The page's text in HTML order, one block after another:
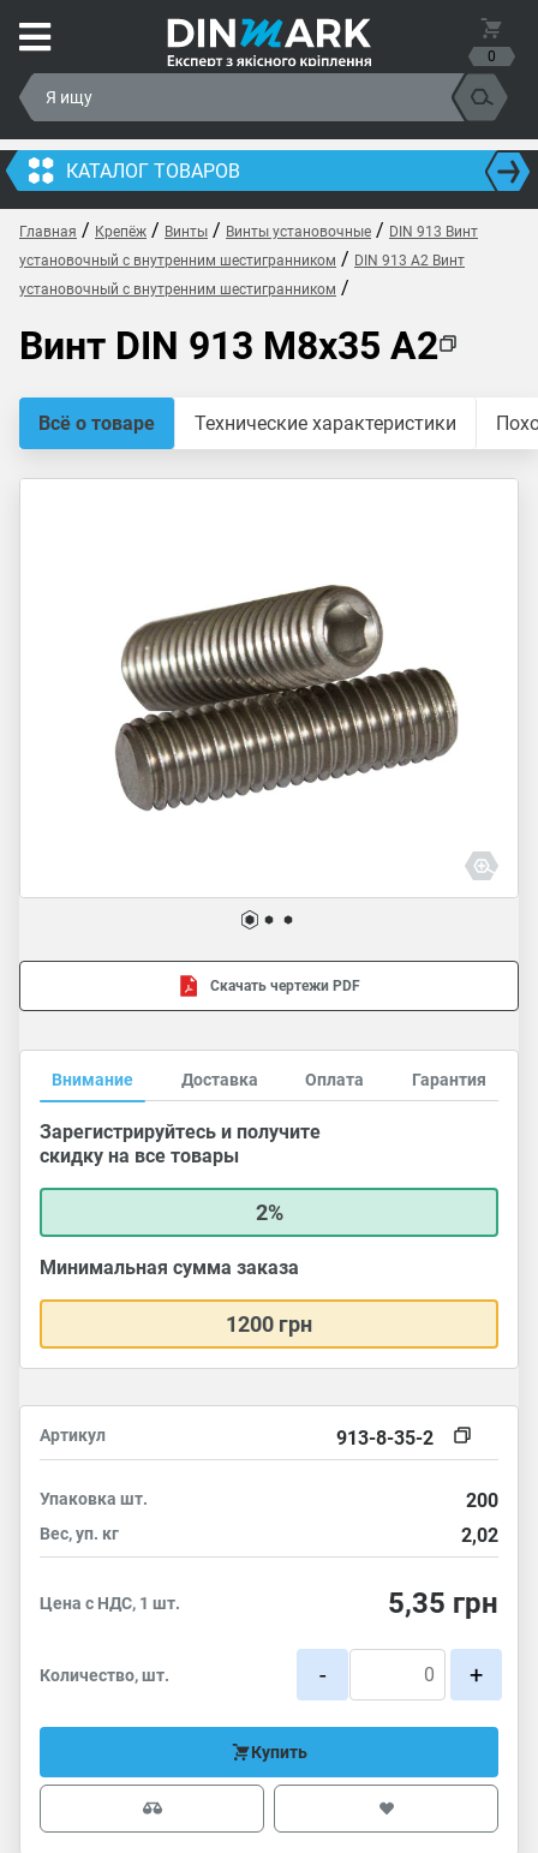
0
КАТАЛОГ ТОВАРОВ
Главная / Крепёж / Винты / Винты установочные / DIN 913 Винт
установочный с внутренним шестигранником / DIN 913 A2 Винт
установочный с внутренним шестигранником /
Винт DIN 913 M8x35 A2
Всё о товаре Технические характеристики
Скачать чертежи PDF
Внимание Доставка Оплата Гарантия
Зарегистрируйтесь и получите
скидку на все товары
2%
Минимальная сумма заказа
1200 грн
Артикул 913-8-35-2
Упаковка шт. 200
Вес, уп. кг 2,02
Цена с НДС, 1 шт. 5,35 грн
Количество, шт. - +
Купить